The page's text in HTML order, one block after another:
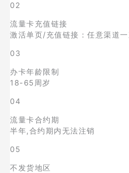
02
流量卡充值链接
激活单页/充值链接：任意渠道
03
办卡年龄限制
18-65周岁
04
流量卡合约期
半年,合约期内无法注销
05
不发货地区